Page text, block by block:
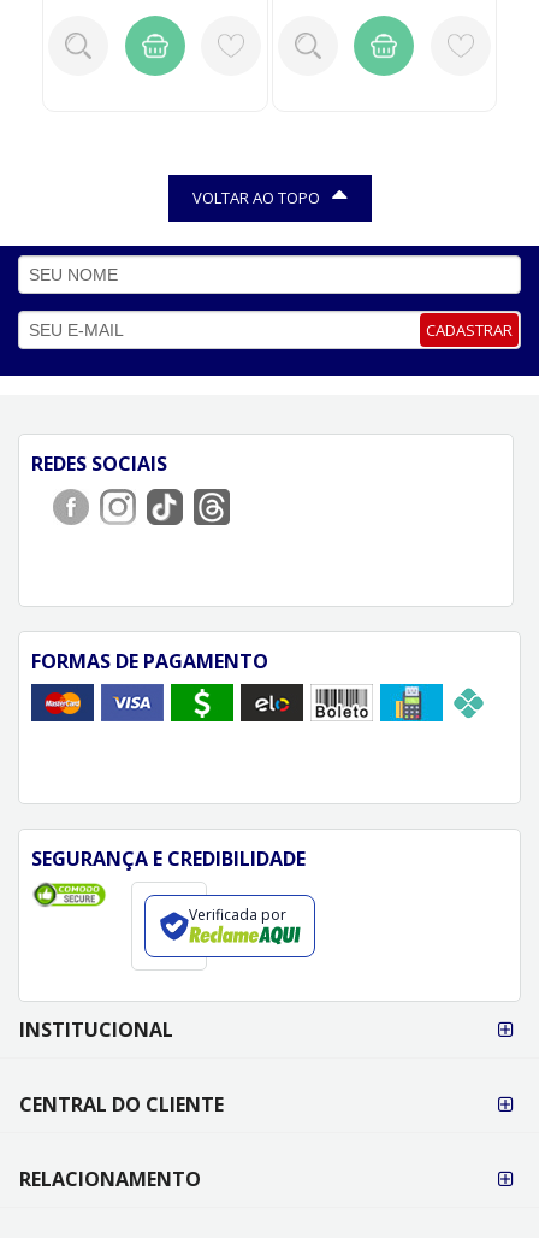
VOLTAR AO TOPO
CADASTRAR
REDES SOCIAIS
FORMAS DE PAGAMENTO
SEGURANÇA E CREDIBILIDADE
Verificada por
FORMAS DE
PAGAMENTO
INSTITUCIONAL
CENTRAL DO CLIENTE
RELACIONAMENTO